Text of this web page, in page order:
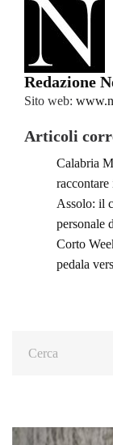
Redazione
Sito web:
Articoli
Calabria
Assolo: il
personale
Corto
pedala